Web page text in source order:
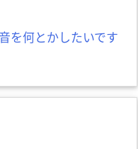
を何とかしたいです